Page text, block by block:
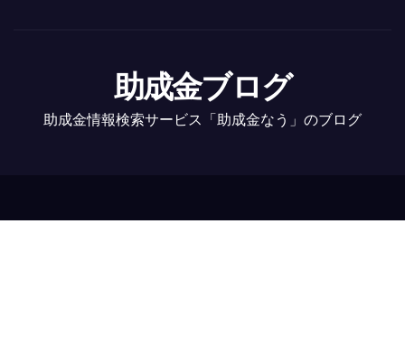
助成金ブログ
助成金情報検索サービス「助成金なう」のブログ